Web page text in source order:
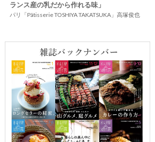
ランス産の乳だから作れる味」
パリ「Pâtisserie TOSHIYA TAKATSUKA」高塚俊也